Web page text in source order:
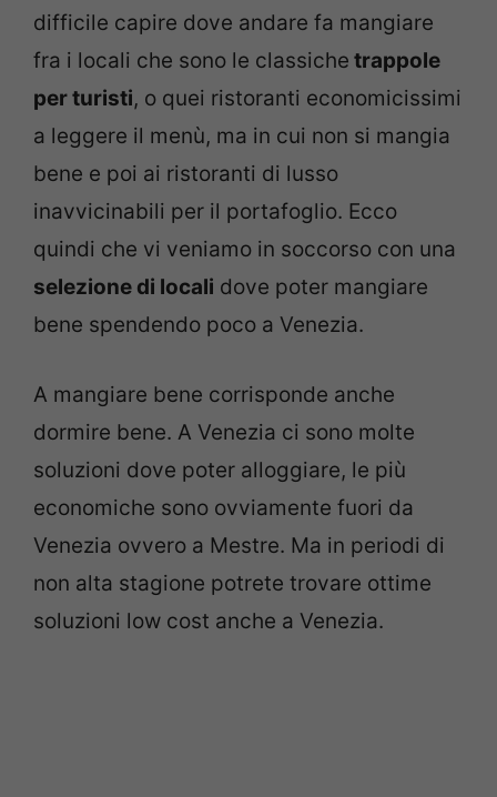
difficile capire dove andare fa mangiare
fra i locali che sono le classiche trappole
per turisti, o quei ristoranti economicissimi
a leggere il menù, ma in cui non si mangia
bene e poi ai ristoranti di lusso
inavvicinabili per il portafoglio. Ecco
quindi che vi veniamo in soccorso con una
selezione di locali dove poter mangiare
bene spendendo poco a Venezia.
A mangiare bene corrisponde anche
dormire bene. A Venezia ci sono molte
soluzioni dove poter alloggiare, le più
economiche sono ovviamente fuori da
Venezia ovvero a Mestre. Ma in periodi di
non alta stagione potrete trovare ottime
soluzioni low cost anche a Venezia.